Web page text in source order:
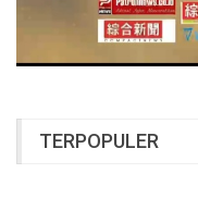
TERPOPULER